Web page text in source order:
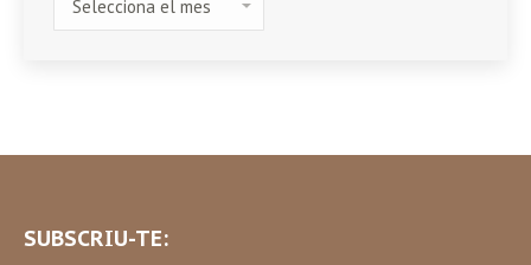
SUBSCRIU-TE: